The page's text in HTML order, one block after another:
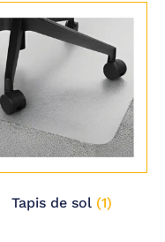
Tapis de sol (1)